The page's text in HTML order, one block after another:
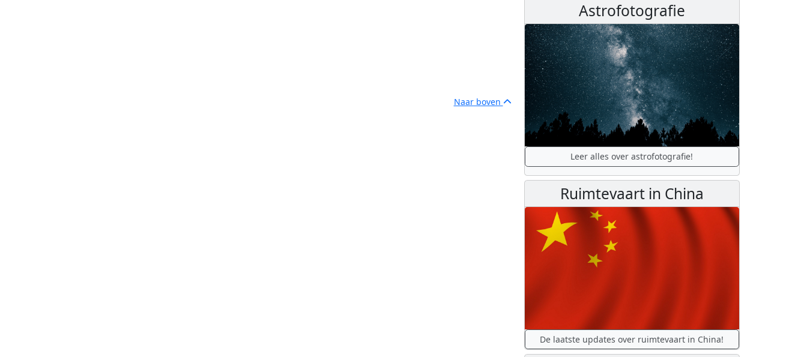
Naar boven
Astrofotografie
Leer alles over astrofotografie!
Ruimtevaart in China
De laatste updates over ruimtevaart in China!